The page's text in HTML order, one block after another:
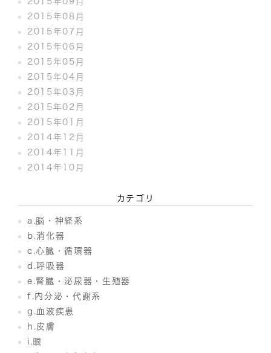
2015年08月
2015年07月
2015年06月
2015年05月
2015年04月
2015年03月
2015年02月
2015年01月
2014年12月
2014年11月
2014年10月
カテゴリ
a.脳・神経系
b.消化器
c.心臓・循環器
d.呼吸器
e.腎臓・泌尿器・生殖器
f.内分泌・代謝系
g.血液疾患
h.皮膚
i.眼